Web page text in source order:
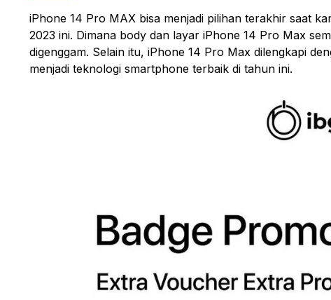
iPhone 14 Pro MAX bisa menjadi pilihan terakhir saat
2023 ini. Dimana body dan layar iPhone 14 Pro Max
digenggam. Selain itu, iPhone 14 Pro Max dilengkapi
menjadi teknologi smartphone terbaik di tahun ini.